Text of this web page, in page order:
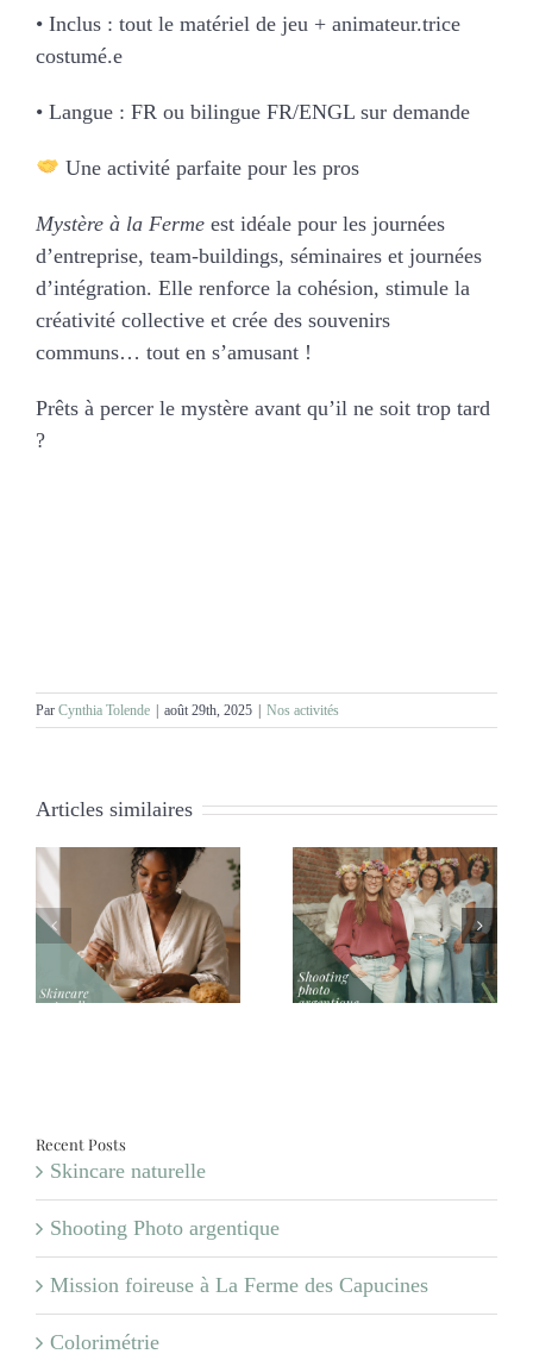
• Inclus : tout le matériel de jeu + animateur.trice
costumé.e
• Langue : FR ou bilingue FR/ENGL sur demande
Une activité parfaite pour les pros
Mystère à la Fermeest idéale pour les journées
d’entreprise, team-buildings, séminaires et journées
d’intégration. Elle renforce la cohésion, stimule la
créativité collective et crée des souvenirs
communs… tout en s’amusant !
Prêts à percer le mystère avant qu’il ne soit trop tard
?
Par Cynthia Tolende | août 29th, 2025 | Nos activités
Articles similaires
Shooting Photo
argentique
Mission foireuse à La
Ferme des Capucines
Recent Posts
Skincare naturelle
Shooting Photo argentique
Mission foireuse à La Ferme des Capucines
Colorimétrie